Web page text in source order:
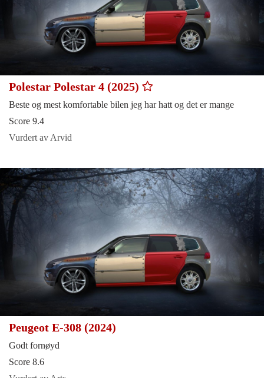
Polestar Polestar 4 (2025)
Beste og mest komfortable bilen jeg har hatt og det er mange
Score 9.4
Vurdert av Arvid
Peugeot E-308 (2024)
Godt fornøyd
Score 8.6